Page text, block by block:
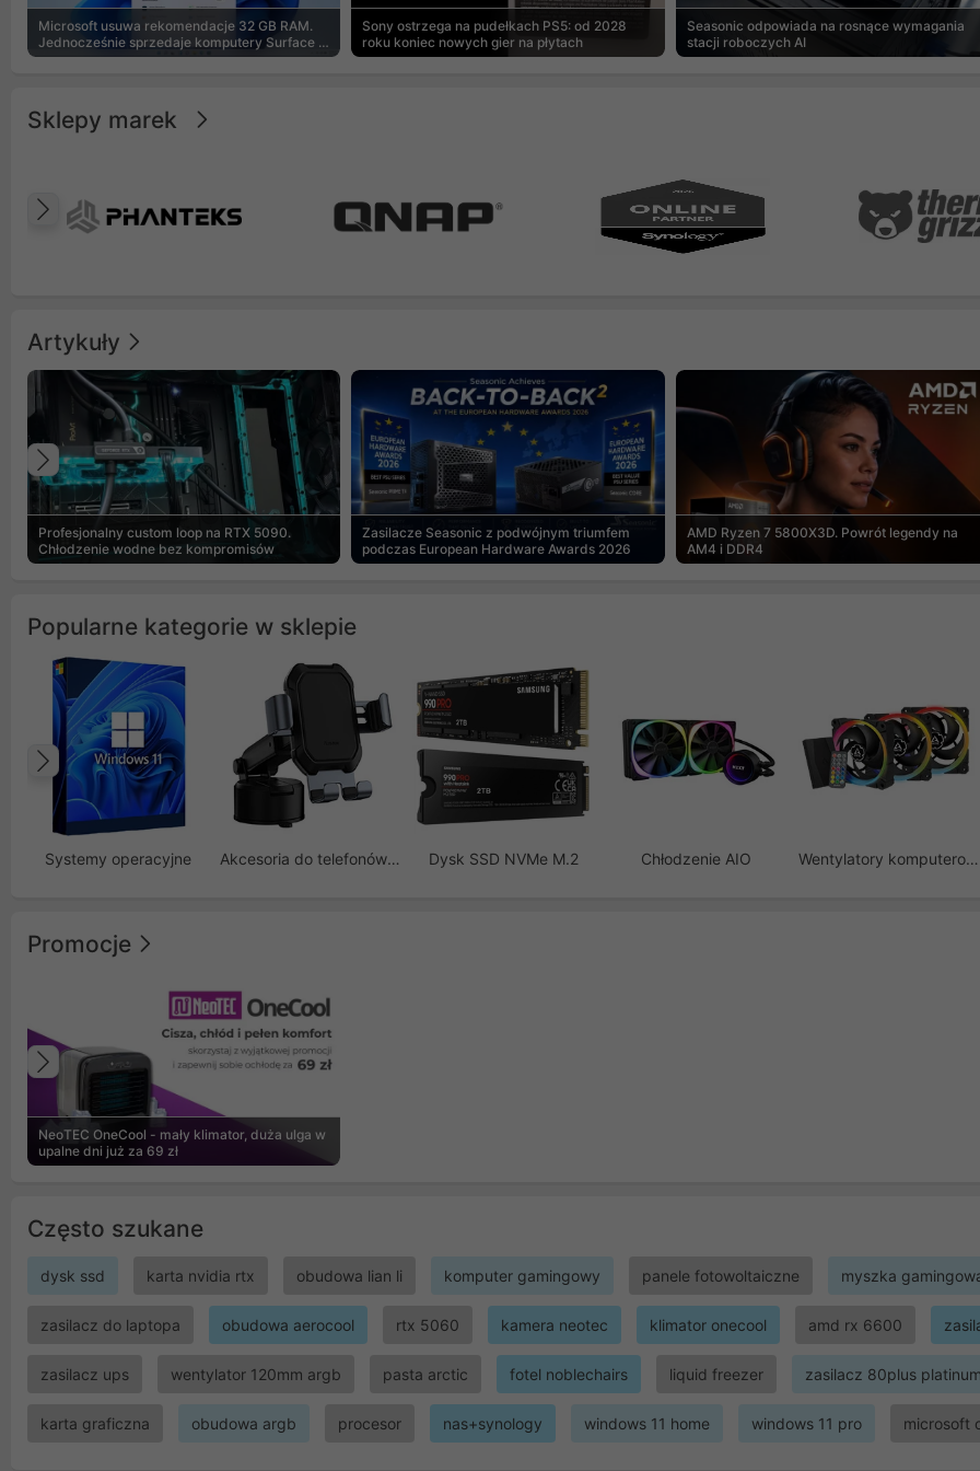
Microsoft usuwa rekomendacje 32 GB RAM.
Jednocześnie sprzedaje komputery Surface z
8 GB
Sony ostrzega na pudełkach PS5: od 2028
roku koniec nowych gier na płytach
Seasonic odpowiada na rosnące wymagania
stacji roboczych AI
Sklepy marek
Poprzedni
Artykuły
Profesjonalny custom loop na RTX 5090.
Chłodzenie wodne bez kompromisów
Zasilacze Seasonic z podwójnym triumfem
podczas European Hardware Awards 2026
AMD Ryzen 7 5800X3D. Powrót legendy na
AM4 i DDR4
Poprzedni
Popularne kategorie w sklepie
Systemy operacyjne Akcesoria do telefonów GSM Dysk SSD NVMe M.2 Chłodzenie AIO Wentylatory komputerowe
Poprzedni
Promocje
NeoTEC OneCool - mały klimator, duża ulga w
upalne dni już za 69 zł
Poprzedni
Często szukane
dysk ssd karta nvidia rtx obudowa lian li komputer gamingowy panele fotowoltaiczne myszka
zasilacz do laptopa obudowa aerocool rtx 5060 kamera neotec klimator onecool amd rx 6600
zasilacz ups wentylator 120mm argb pasta arctic fotel noblechairs liquid freezer zasilacz 80plus platinum
karta graficzna obudowa argb procesor nas+synology windows 11 home windows 11 pro microsoft